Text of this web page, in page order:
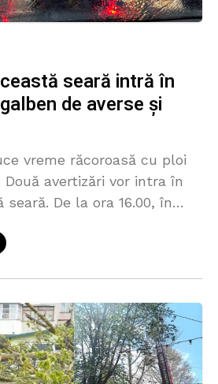
seară intră în
de averse și
vreme răcoroasă cu ploi
avertizări vor intra în
De la ora 16.00, în